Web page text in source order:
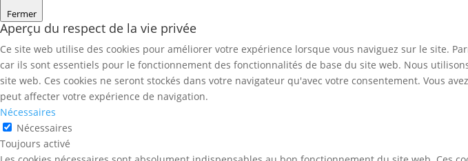
Fermer
Aperçu du respect de la vie privée
Ce site web utilise des cookies pour améliorer votre expérience lorsque vous naviguez sur le site.
car ils sont essentiels pour le fonctionnement des fonctionnalités de base du site web. Nous
site web. Ces cookies ne seront stockés dans votre navigateur qu'avec votre consentement. Vous
peut affecter votre expérience de navigation.
Nécessaires
Nécessaires
Toujours activé